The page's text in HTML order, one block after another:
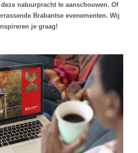
natuurpracht te aanschouwen. Of
Brabantse evenementen. Wij
je graag!